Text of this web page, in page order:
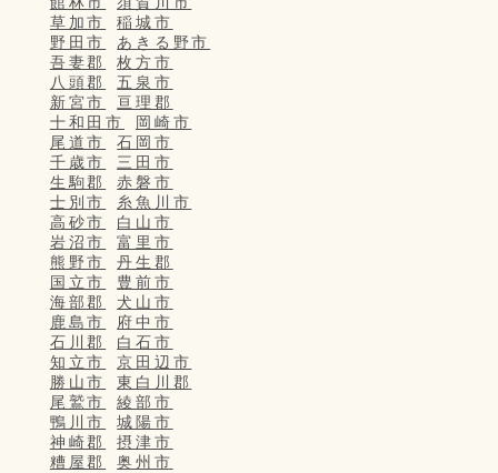
草加市
稲城市
野田市
あきる野市
吾妻郡
枚方市
八頭郡
五泉市
新宮市
亘理郡
十和田市
岡崎市
尾道市
石岡市
千歳市
三田市
生駒郡
赤磐市
士別市
糸魚川市
高砂市
白山市
岩沼市
富里市
熊野市
丹生郡
国立市
豊前市
海部郡
犬山市
鹿島市
府中市
石川郡
白石市
知立市
京田辺市
勝山市
東白川郡
尾鷲市
綾部市
鴨川市
城陽市
神崎郡
摂津市
糟屋郡
奥州市